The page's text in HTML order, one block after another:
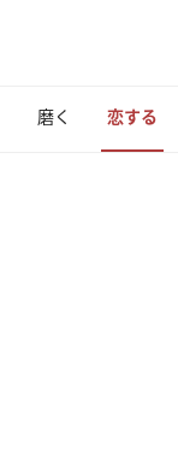
磨く 恋する